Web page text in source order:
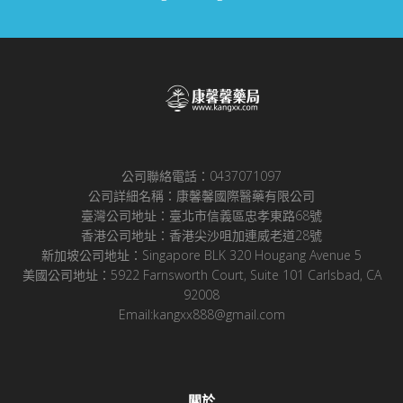
公司聯絡電話：0437071097
公司詳細名稱：康馨馨國際醫藥有限公司
臺灣公司地址：臺北市信義區忠孝東路68號
香港公司地址：香港尖沙咀加連威老道28號
新加坡公司地址：Singapore BLK 320 Hougang Avenue 5
美國公司地址：5922 Farnsworth Court, Suite 101 Carlsbad, CA
92008
Email:kangxx888@gmail.com